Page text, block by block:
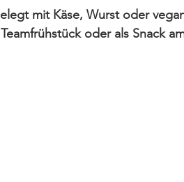
mit Käse, Wurst oder
oder als Snack